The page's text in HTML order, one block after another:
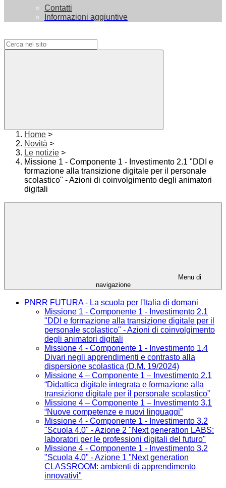
Contatti
Informazioni aggiuntive
Home >
Novità >
Le notizie >
Missione 1 - Componente 1 - Investimento 2.1 "DDI e
formazione alla transizione digitale per il personale
scolastico" - Azioni di coinvolgimento degli animatori
digitali
Menu di
navigazione
PNRR FUTURA - La scuola per l'Italia di domani
Missione 1 - Componente 1 - Investimento 2.1
"DDI e formazione alla transizione digitale per il
personale scolastico" - Azioni di coinvolgimento
degli animatori digitali
Missione 4 - Componente 1 - Investimento 1.4
Divari negli apprendimenti e contrasto alla
dispersione scolastica (D.M. 19/2024)
Missione 4 – Componente 1 – Investimento 2.1
“Didattica digitale integrata e formazione alla
transizione digitale per il personale scolastico”
Missione 4 – Componente 1 – Investimento 3.1
“Nuove competenze e nuovi linguaggi”
Missione 4 - Componente 1 - Investimento 3.2
"Scuola 4.0" - Azione 2 "Next generation LABS:
laboratori per le professioni digitali del futuro"
Missione 4 - Componente 1 - Investimento 3.2
"Scuola 4.0" - Azione 1 "Next generation
CLASSROOM: ambienti di apprendimento
innovativi"